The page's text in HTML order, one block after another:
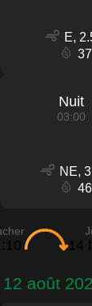
E,
Nuit
03:00
NE,
14
août